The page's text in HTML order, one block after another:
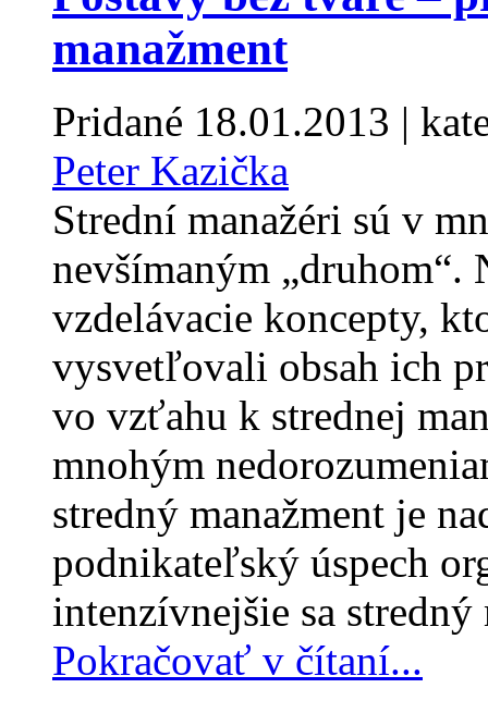
manažment
Pridané 18.01.2013 |
Peter Kazička
Strední manažéri sú v
nevšímaným „druhom“.
vzdelávacie koncepty,
vysvetľovali obsah ich
vo vzťahu k strednej
mnohým
stredný manažment je
podnikateľský úspech
intenzívnejšie sa
Pokračovať v čítaní...